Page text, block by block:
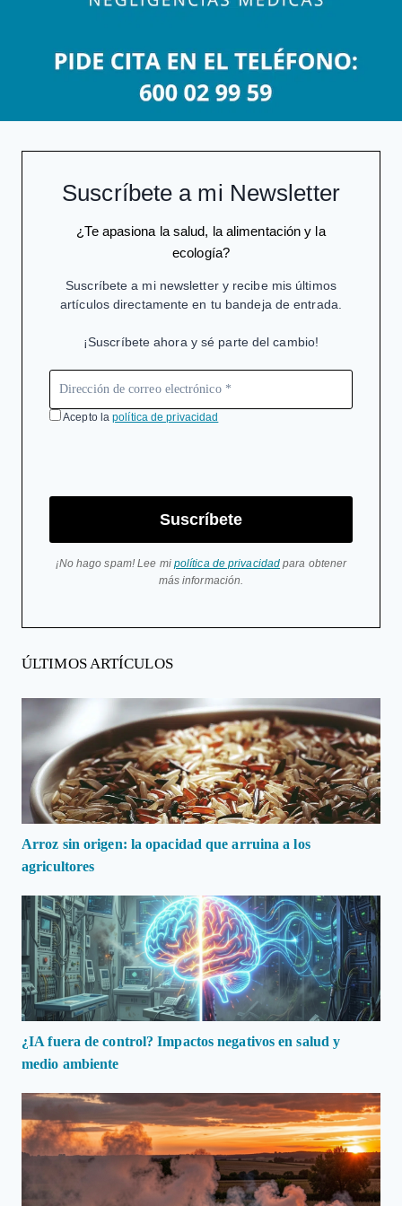
Suscríbete a mi Newsletter
¿Te apasiona la salud, la alimentación y la
ecología?
Suscríbete a mi newsletter y recibe mis últimos
artículos directamente en tu bandeja de entrada.
¡Suscríbete ahora y sé parte del cambio!
Acepto lapolítica de privacidad
Suscríbete
¡No hago spam! Lee mi política de privacidad para obtener
más información.
ÚLTIMOS ARTÍCULOS
Arroz sin origen: la opacidad que arruina a los
agricultores
¿IA fuera de control? Impactos negativos en salud y
medio ambiente